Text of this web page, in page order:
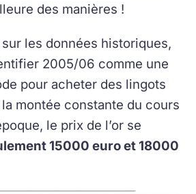
des manières !
les données historiques,
2005/06 comme une
pour acheter des lingots
la montée constante du cours
le prix de l’or se
15000 euro et 18000